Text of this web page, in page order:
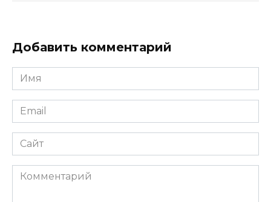
Добавить комментарий
Имя
*
Email
*
Сайт
Комментарий